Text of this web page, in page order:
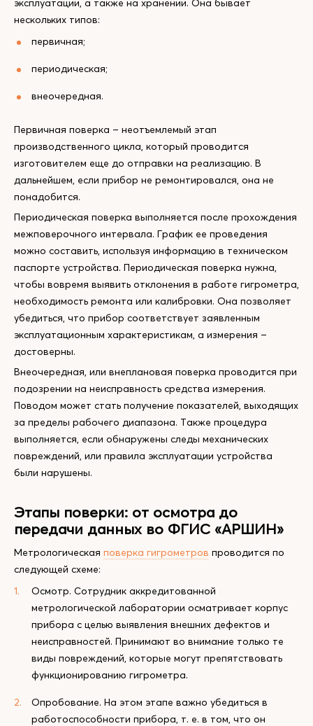
эксплуатации, а также на хранении. Она бывает
нескольких типов:
первичная;
периодическая;
внеочередная.
Первичная поверка – неотъемлемый этап
производственного цикла, который проводится
изготовителем еще до отправки на реализацию. В
дальнейшем, если прибор не ремонтировался, она не
понадобится.
Периодическая поверка выполняется после прохождения
межповерочного интервала. График ее проведения
можно составить, используя информацию в техническом
паспорте устройства. Периодическая поверка нужна,
чтобы вовремя выявить отклонения в работе гигрометра,
необходимость ремонта или калибровки. Она позволяет
убедиться, что прибор соответствует заявленным
эксплуатационным характеристикам, а измерения –
достоверны.
Внеочередная, или внеплановая поверка проводится при
подозрении на неисправность средства измерения.
Поводом может стать получение показателей, выходящих
за пределы рабочего диапазона. Также процедура
выполняется, если обнаружены следы механических
повреждений, или правила эксплуатации устройства
были нарушены.
Этапы поверки: от осмотра до
передачи данных во ФГИС «АРШИН»
Метрологическая поверка гигрометров проводится по
следующей схеме:
Осмотр. Сотрудник аккредитованной
метрологической лаборатории осматривает корпус
прибора с целью выявления внешних дефектов и
неисправностей. Принимают во внимание только те
виды повреждений, которые могут препятствовать
функционированию гигрометра.
Опробование. На этом этапе важно убедиться в
работоспособности прибора, т. е. в том, что он